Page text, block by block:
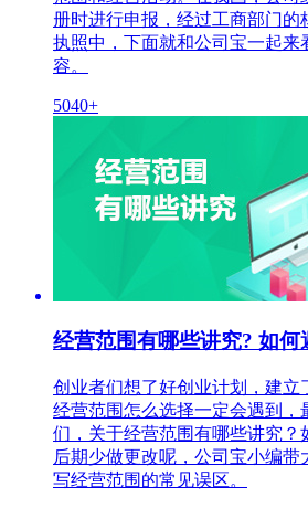
册时进行申报，经过工商部门的
执照中，下面就和公司宝一起来
容。
5040+
经营范围有哪些讲究? 如何
创业者们想了好创业计划，建立
经营范围怎么选择一定会遇到，
们，关于经营范围有哪些讲究？
后期少做更改呢，公司宝小编
写经营范围的常见误区。